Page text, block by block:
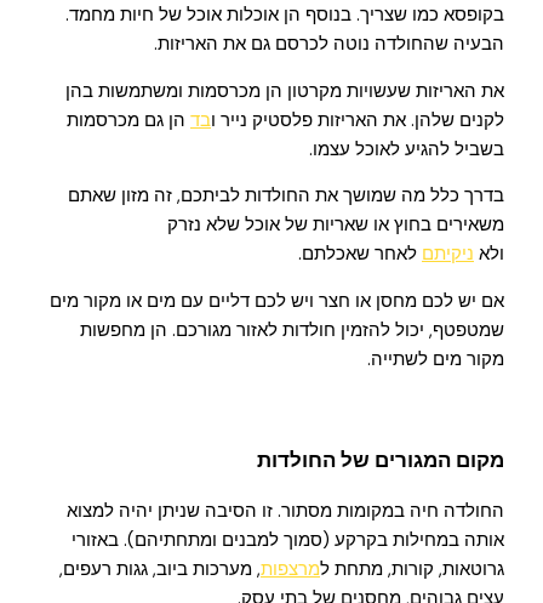
בקופסא כמו שצריך. בנוסף הן אוכלות אוכל של חיות מחמד.
הבעיה שהחולדה נוטה לכרסם גם את האריזות.
את האריזות שעשויות מקרטון הן מכרסמות ומשתמשות בהן
לקנים שלהן. את האריזות פלסטיק נייר ובד הן גם מכרסמות
בשביל להגיע לאוכל עצמו.
בדרך כלל מה שמושך את החולדות לביתכם, זה מזון שאתם
משאירים בחוץ או שאריות של אוכל שלא נזרק
ולא ניקיתם לאחר שאכלתם.
אם יש לכם מחסן או חצר ויש לכם דליים עם מים או מקור מים
שמטפטף, יכול להזמין חולדות לאזור מגורכם. הן מחפשות
מקור מים לשתייה.
מקום המגורים של החולדות
החולדה חיה במקומות מסתור. זו הסיבה שניתן יהיה למצוא
אותה במחילות בקרקע (סמוך למבנים ומתחתיהם). באזורי
גרוטאות, קורות, מתחת למרצפות, מערכות ביוב, גגות רעפים,
עצים גבוהים, מחסנים של בתי עסק.